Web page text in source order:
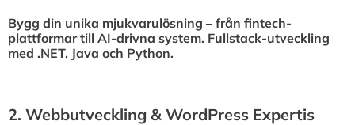
Bygg din unika mjukvarulösning – från fintech-
plattformar till AI-drivna system. Fullstack-utveckling
med .NET, Java och Python.
2.⁠ ⁠Webbutveckling & WordPress Expertis